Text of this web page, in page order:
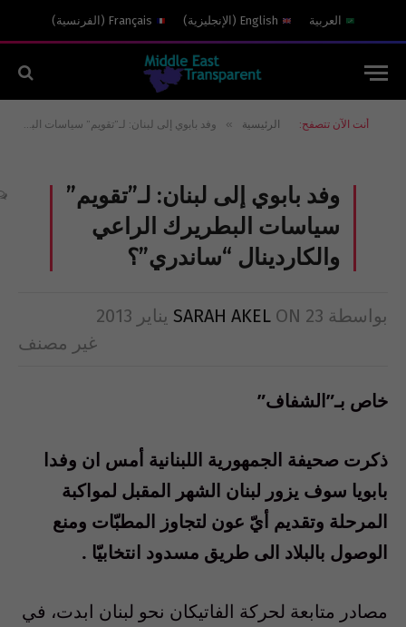
العربية English
( الإنجليزية)
Français
( الفرنسية)
أنت الآن تتصفح: الرئيسية » وفد بابوي إلى لبنان: لـ”تقويم” سياسات البطريرك الراعي والكاردينال “ساندري”؟
وفد بابوي إلى لبنان: لـ”تقويم”
سياسات البطريرك الراعي
والكاردينال “ساندري”؟
بواسطة SARAH AKEL ON 23 يناير 2013
غير مصنف
خاص بـ”الشفاف”
ذكرت صحيفة الجمهورية اللبنانية أمس ان وفدا
بابويا سوف يزور لبنان الشهر المقبل لمواكبة
المرحلة وتقديم أيّ عون لتجاوز المطبّات ومنع
الوصول بالبلاد الى طريق مسدود انتخابيّا .
مصادر متابعة لحركة الفاتيكان نحو لبنان ابدت، في